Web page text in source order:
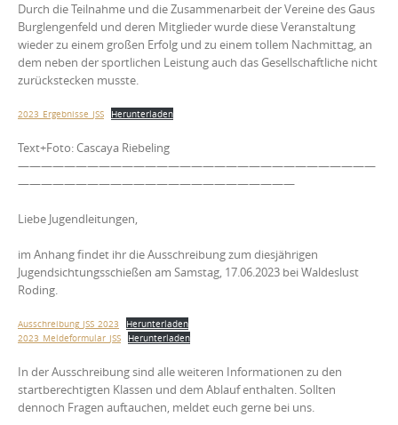
Durch die Teilnahme und die Zusammenarbeit der Vereine des Gaus
Burglengenfeld und deren Mitglieder wurde diese Veranstaltung
wieder zu einem großen Erfolg und zu einem tollem Nachmittag, an
dem neben der sportlichen Leistung auch das Gesellschaftliche nicht
zurückstecken musste.
2023_Ergebnisse_JSS Herunterladen
Text+Foto: Cascaya Riebeling
———————————————————————————————
————————————————————————
Liebe Jugendleitungen,
im Anhang findet ihr die Ausschreibung zum diesjährigen
Jugendsichtungsschießen am Samstag, 17.06.2023 bei Waldeslust
Roding.
Ausschreibung_JSS_2023
Herunterladen
2023_Meldeformular_JSS
Herunterladen
In der Ausschreibung sind alle weiteren Informationen zu den
startberechtigten Klassen und dem Ablauf enthalten. Sollten
dennoch Fragen auftauchen, meldet euch gerne bei uns.